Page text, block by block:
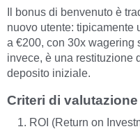
Il bonus di benvenuto è
nuovo utente: tipicamente
a €200, con 30x wagering
invece, è una restituzione
deposito iniziale.
Criteri di valutazione
ROI (Return on